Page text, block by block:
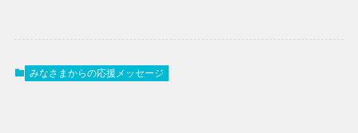
みなさまからの応援メッセージ